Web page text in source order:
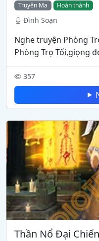
Truyện Ma Hoàn thành
Đình Soạn
Nghe truyện Phòng
Phòng Trọ Tối,giọng
357
Thần Nổ Đại